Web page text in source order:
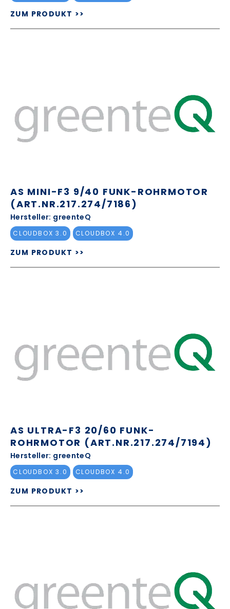
ZUM PRODUKT >>
AS MINI-F3 9/40 FUNK-ROHRMOTOR
(ART.NR.217.274/7186)
Hersteller: greenteQ
CLOUDBOX 3.0 CLOUDBOX 4.0
ZUM PRODUKT >>
AS ULTRA-F3 20/60 FUNK-
ROHRMOTOR (ART.NR.217.274/7194)
Hersteller: greenteQ
CLOUDBOX 3.0 CLOUDBOX 4.0
ZUM PRODUKT >>